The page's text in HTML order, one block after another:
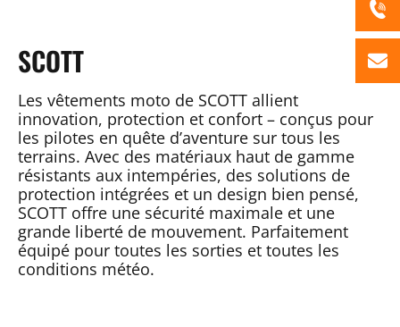
SCOTT
Les vêtements moto de SCOTT allient
innovation, protection et confort – conçus pour
les pilotes en quête d’aventure sur tous les
terrains. Avec des matériaux haut de gamme
résistants aux intempéries, des solutions de
protection intégrées et un design bien pensé,
SCOTT offre une sécurité maximale et une
grande liberté de mouvement. Parfaitement
équipé pour toutes les sorties et toutes les
conditions météo.